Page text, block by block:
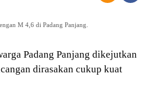
M 4,6 di Padang Panjang.
Padang Panjang dikejutkan
dirasakan cukup kuat